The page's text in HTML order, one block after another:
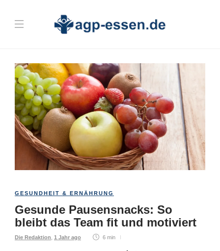
GESUNDHEIT & ERNÄHRUNG
Gesunde Pausensnacks: So
bleibt das Team fit und motiviert
Die Redaktion 1 Jahr ago 6 min